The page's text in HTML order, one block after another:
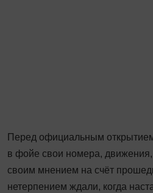
Перед официальным
в фойе свои номера, движения,
своим мнением на счёт
нетерпением ждали, когда